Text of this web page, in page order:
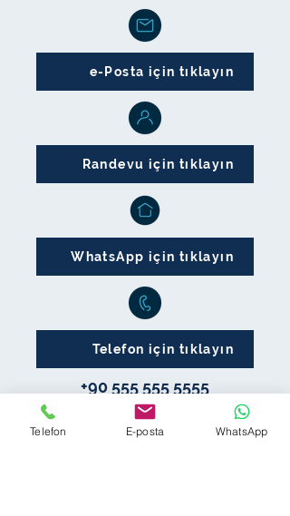
e-Posta için tıklayın
Randevu için tıklayın
WhatsApp için tıklayın
Telefon için tıklayın
+90 555 555 5555
Ekibimiz
Telefon E-posta WhatsApp